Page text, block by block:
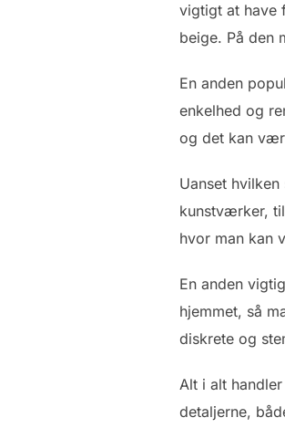
vigtigt at have
beige. På den
En anden
enkelhed og
og det kan
Uanset
kunstværker,
hvor man kan
En anden
hjemmet, så
diskrete og
Alt i alt
detaljerne,